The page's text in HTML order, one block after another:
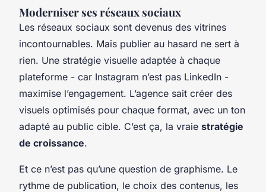
Moderniser ses réseaux sociaux
Les réseaux sociaux sont devenus des vitrines
incontournables. Mais publier au hasard ne sert à
rien. Une stratégie visuelle adaptée à chaque
plateforme - car Instagram n’est pas LinkedIn -
maximise l’engagement. L’agence sait créer des
visuels optimisés pour chaque format, avec un ton
adapté au public cible. C’est ça, la vraie stratégie
de croissance.
Et ce n’est pas qu’une question de graphisme. Le
rythme de publication, le choix des contenus, les